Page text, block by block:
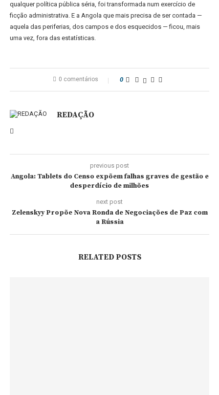
qualquer política pública séria, foi transformada num exercício de
ficção administrativa. E a Angola que mais precisa de ser contada —
aquela das periferias, dos campos e dos esquecidos — ficou, mais
uma vez, fora das estatísticas.
0 comentários 0
REDAÇÃO
previous post
Angola: Tablets do Censo expõem falhas graves de gestão e
desperdício de milhões
next post
Zelenskyy Propõe Nova Ronda de Negociações de Paz com
a Rússia
RELATED POSTS